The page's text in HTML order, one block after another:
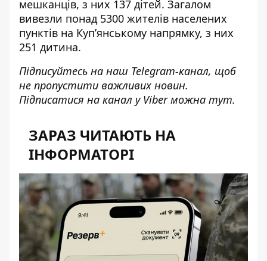
мешканців, з них 137 дітей. Загалом
вивезли понад 5300 жителів населених
пунктів на Куп’янському напрямку, з них
251 дитина.
Підписуйтесь на наш Telegram-канал, щоб
не пропустити важливих новин.
Підписатися на канал у Viber можна тут.
ЗАРАЗ ЧИТАЮТЬ НА
ІНФОРМАТОРІ